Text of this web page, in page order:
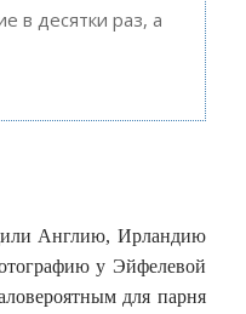
в десятки раз, а
Англию, Ирландию
у Эйфелевой
для парня